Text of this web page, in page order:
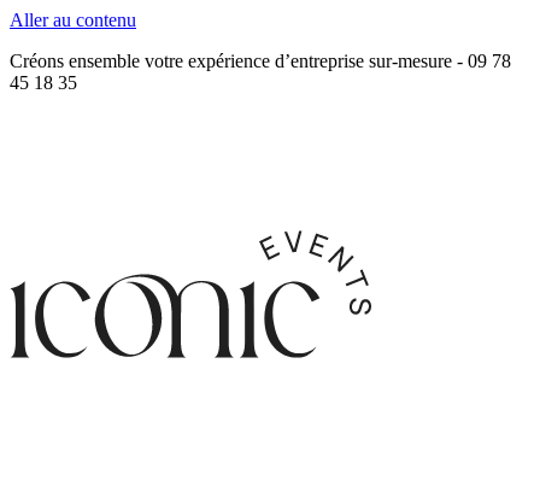
Aller au contenu
Créons ensemble votre expérience d’entreprise sur-mesure - 09 78
45 18 35